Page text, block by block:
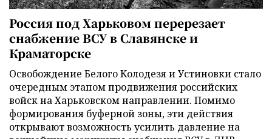
Россия под Харьковом перерезает
снабжение ВСУ в Славянске и
Краматорске
Освобождение Белого Колодезя и Устиновки стало
очередным этапом продвижения российских
войск на Харьковском направлении. Помимо
формирования буферной зоны, эти действия
открывают возможность усилить давление на